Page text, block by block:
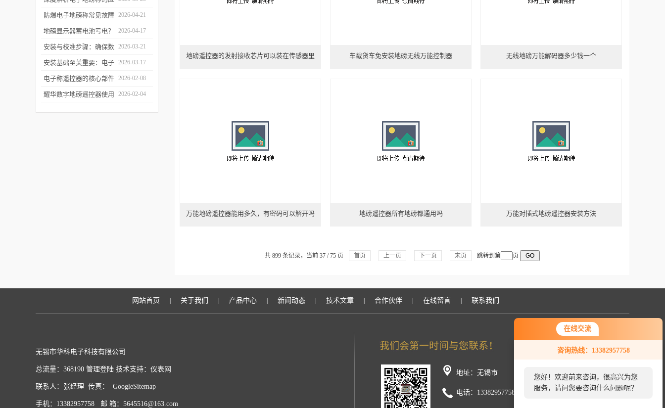
在线交流
咨询热线：13382957758
您好！欢迎前来咨询，很高兴为您
服务，请问您要咨询什么问题呢？
修
变片传感机制与防雷击实
操
防爆电子地磅称常见故障
排查与日常维护指南
2026-04-21
地磅显示器蓄电池亏电？
教你延长待机时间的技巧
2026-04-17
安装与校准步骤：确保数
显电子称开箱即准
2026-03-21
安装基础至关重要：电子
地磅称的选址与基坑施工
规范
2026-03-17
电子称遥控器的核心部件
解析：芯片、模块、天线
2026-02-08
耀华数字地磅遥控器使用 2026-02-04
地磅遥控器的发射接收芯片可以装在传感器里 车载货车免安装地磅无线万能控制器 无线地磅万能解码器多少钱一个
万能地磅遥控器能用多久，有密码可以解开吗 地磅遥控器所有地磅都通用吗 万能对插式地磅遥控器安装方法
共 899 条记录，当前 37 / 75 页 首页 上一页 下一页 末页 跳转到第 页
网站首页 关于我们 产品中心 新闻动态 技术文章 合作伙伴 在线留言 联系我们
无锡市华科电子科技有限公司
总流量：368190 管理登陆 技术支持： 仪表网
联系人：张经理 传真： GoogleSitemap
手机：13382957758 邮 箱：5645516@163.com
地址：无锡市
电话：13382957758